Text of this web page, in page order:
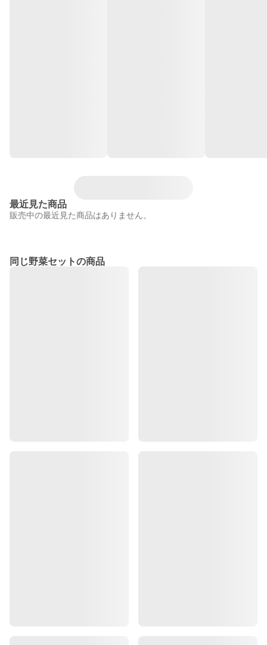
最近見た商品
販売中の最近見た商品はありません。
同じ野菜セットの商品